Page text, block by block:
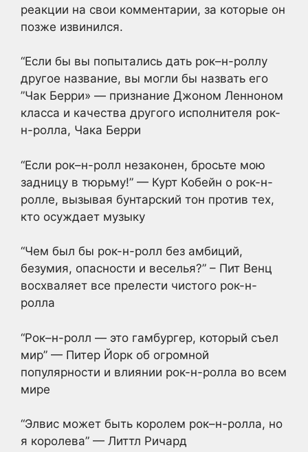
реакции на свои комментарии, за которые он
позже извинился.
“Если бы вы попытались дать рок–н-роллу
другое название, вы могли бы назвать его
”Чак Берри» — признание Джоном Ленноном
класса и качества другого исполнителя рок-
н-ролла, Чака Берри
“Если рок–н-ролл незаконен, бросьте мою
задницу в тюрьму!” — Курт Кобейн о рок-н-
ролле, вызывая бунтарский тон против тех,
кто осуждает музыку
“Чем был бы рок-н-ролл без амбиций,
безумия, опасности и веселья?” – Пит Венц
восхваляет все прелести чистого рок-н-
ролла
“Рок–н-ролл — это гамбургер, который съел
мир” — Питер Йорк об огромной
популярности и влиянии рок-н-ролла во всем
мире
“Элвис может быть королем рок–н-ролла, но
я королева” — Литтл Ричард